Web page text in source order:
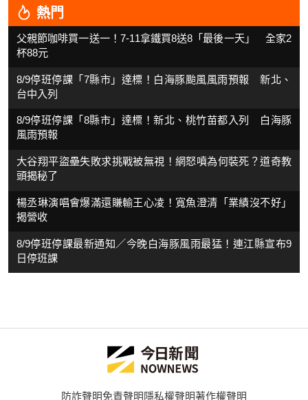
熱門
父親節咖啡買一送一！7-11拿鐵買8送8「最後一天」 全家2
杯88元
8/9停班停課「7縣市」達標！白海豚颱風風雨預報 新北、
台中入列
8/9停班停課「8縣市」達標！新北、桃竹苗都入列 白海豚
風雨預報
大谷翔平盜壘失敗求挑戰被無視！網怒噴為何裝死？道奇教
頭揭秘了
楊丞琳演唱會爆滿還賺輸王心凌！寬魚澄清「業績沒不好」
揭營收
8/9停班停課最新通知／今晚白海豚風雨最猛！連江縣宣布9
日停班課
防詐聲明免責聲明隱私權聲明著作權聲明